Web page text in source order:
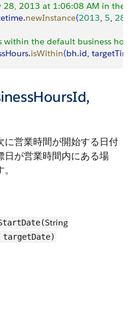
28, 2013 at 1:06:08 AM in the
.newInstance(2013, 5, 28
the default business
.isWithin(bh.id, targetTime
に営業時間が開始する日付
日が営業時間内にある場
String
targetDate)